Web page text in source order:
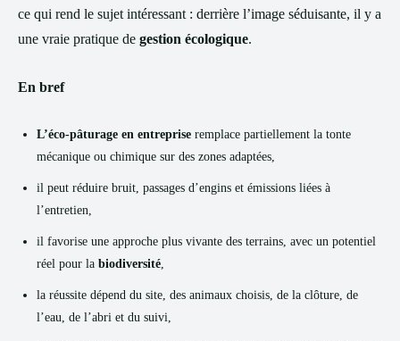
ce qui rend le sujet intéressant : derrière l’image séduisante, il y a
une vraie pratique de gestion écologique.
En bref
L’éco-pâturage en entreprise remplace partiellement la tonte
mécanique ou chimique sur des zones adaptées,
il peut réduire bruit, passages d’engins et émissions liées à
l’entretien,
il favorise une approche plus vivante des terrains, avec un potentiel
réel pour la biodiversité,
la réussite dépend du site, des animaux choisis, de la clôture, de
l’eau, de l’abri et du suivi,